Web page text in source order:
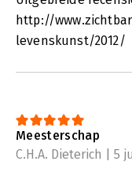
http://
levenskunst/2012/
Meesterschap
C.H.A. Dieterich | 5